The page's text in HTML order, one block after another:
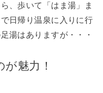
、歩いて「はま湯」ま
日帰り温泉に入りに行
湯はありますが・・・
魅力！